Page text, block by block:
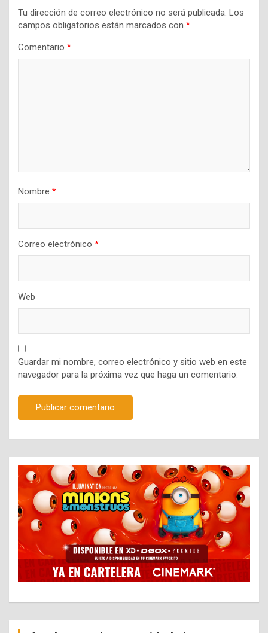
Tu dirección de correo electrónico no será publicada. Los
campos obligatorios están marcados con *
Comentario *
Nombre *
Correo electrónico *
Web
Guardar mi nombre, correo electrónico y sitio web en este
navegador para la próxima vez que haga un comentario.